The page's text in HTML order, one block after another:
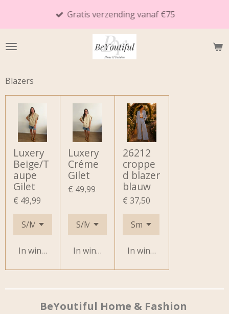
de
Gratis verzending vanaf €75
Blazers
Luxery
Beige/T
aupe
Gilet
€ 49,99
In winkelwagen
Luxery
Créme
Gilet
€ 49,99
In winkelwagen
26212
croppe
d blazer
blauw
€ 37,50
In winkelwagen
BeYoutiful Home & Fashion